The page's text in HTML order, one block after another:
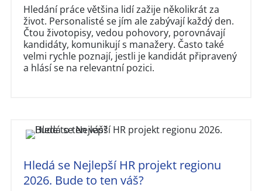
Hledání práce většina lidí zažije několikrát za
život. Personalisté se jím ale zabývají každý den.
Čtou životopisy, vedou pohovory, porovnávají
kandidáty, komunikují s manažery. Často také
velmi rychle poznají, jestli je kandidát připravený
a hlásí se na relevantní pozici.
Hledá se Nejlepší HR projekt regionu
2026. Bude to ten váš?